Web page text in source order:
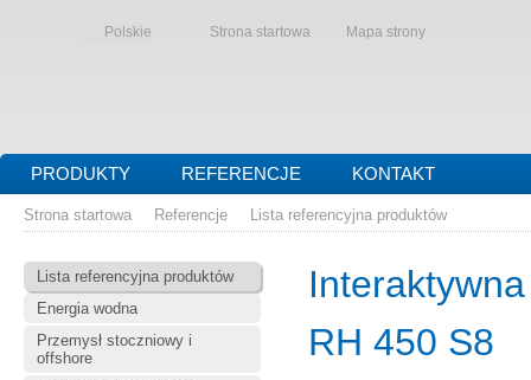
Polskie Strona startowa Mapa strony
PRODUKTY REFERENCJE KONTAKT
Strona startowa Referencje Lista referencyjna produktów
Lista referencyjna produktów
Energia wodna
Przemysł stoczniowy i
offshore
RH 450 S8